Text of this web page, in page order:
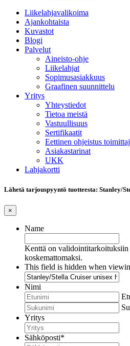
Liikelahjavalikoima
Ajankohtaista
Kuvastot
Blogi
Palvelut
Aineisto-ohje
Liikelahjat
Sopimusasiakkuus
Graafinen suunnittelu
Yritys
Yhteystiedot
Tietoa meistä
Vastuullisuus
Sertifikaatit
Eettinen ohjeistus
Asiakastarinat
UKK
Lahjakortti
Lähetä tarjouspyyntö tuotteesta: Stanley/
×
Name
Kenttä on validointitarkoituksiin
koskemattomaksi.
This field is hidden when
Nimi
Yritys
Sähköposti*